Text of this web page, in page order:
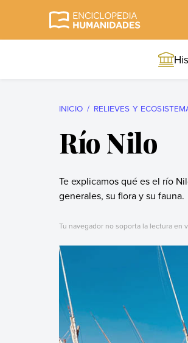
INICIO RELIEVES Y
Río Nilo
Te explicamos qué es el río
generales, su flora y su fauna.
Tu navegador no soporta la lectura en